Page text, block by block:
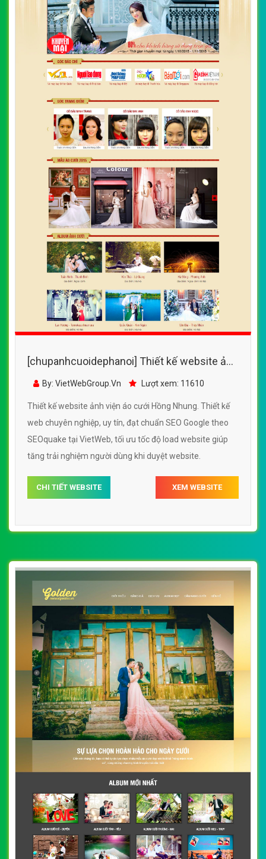
[chupanhcuoidephanoi] Thiết kế website ảnh
viện áo cưới Hồng Nhung đẹp SEO tốt
By: VietWebGroup.Vn Lượt xem: 11610
Thiết kế website ảnh viện áo cưới Hồng Nhung. Thiết kế
web chuyên nghiệp, uy tín, đạt chuẩn SEO Google theo
SEOquake tại VietWeb, tối ưu tốc độ load website giúp
tăng trải nghiệm người dùng khi duyệt website.
CHI TIẾT WEBSITE XEM WEBSITE